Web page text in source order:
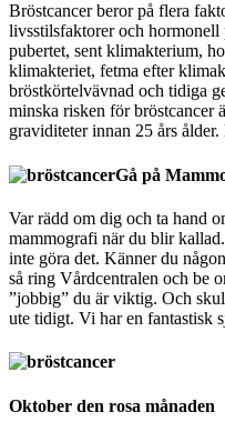
Bröstcancer beror på flera
livsstilsfaktorer och
pubertet, sent klimakterium,
klimakteriet, fetma efter
bröstkörtelvävnad och tidiga
minska risken för bröstcancer
graviditeter innan 25 års
Gå på
Var rädd om dig och ta hand
mammografi när du blir
inte göra det. Känner du
så ring Vårdcentralen och be
”jobbig” du är viktig. Och
ute tidigt. Vi har en fantastisk
Oktober den rosa månaden